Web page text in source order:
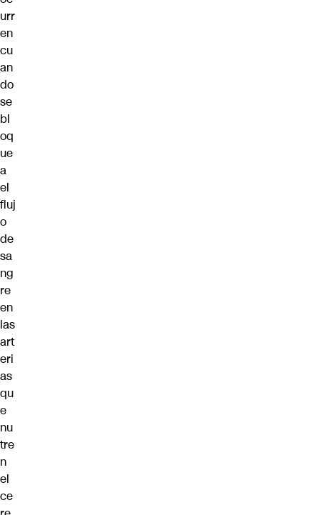
urr
en
cu
an
do
se
bl
oq
ue
a
el
fluj
o
de
sa
ng
re
en
las
art
eri
as
qu
e
nu
tre
n
el
ce